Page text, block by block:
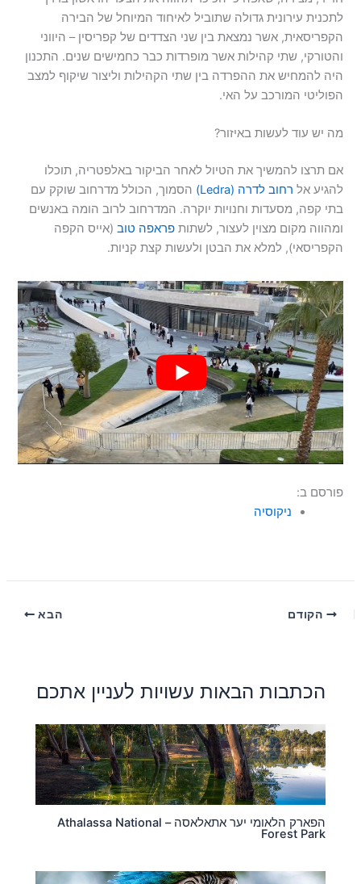
לתכנית עירונית גדולה שתוביל לאיחוד המיוחל של הבירה
הקפריסאית, אשר נמצאת בין שני הצדדים של קפריסין – היווני
והטורקי, שתי קהילות אשר מופרדות כבר כחמישים שנים. התכנון
היה להמחיש את ההפרדה בין שתי הקהילות וליצור שיקוף למצב
הפוליטי המורכב על האי.
מה יש עוד לעשות באיזור?
אם תרצו להמשיך את הטיול לאחר הביקור באלפטריה, תוכלו
להגיע אל רחוב לדרה (Ledra)
הסמוך, הכולל מדרחוב שוקק עם
בתי קפה, מסעדות וחנויות יוקרה. המדרחוב לרוב הומה באנשים
ומהווה מקום מצוין לעצור, לשתותפראפה טוב (אייס הקפה
הקפריסאי), למלא את הבטן ולעשות קצת קניות.
פורסם ב:
ניקוסיה
הקודם הבא
הכתבות הבאות עשויות לעניין אתכם
הפארק הלאומי יער אתאלאסה – Athalassa National
Forest Park